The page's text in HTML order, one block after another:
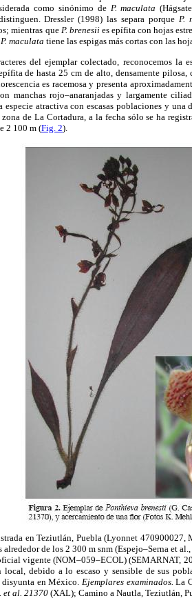
como sinónimo de P. maculata
Dressler (1998) las separa porque P.
mientras queP. brenesii es epífita con hojas
P. maculata tiene las espigas más cortas con las
del ejemplar colectado, reconocemos la
de hasta 25 cm de alto, densamente
es racemosa y presenta
manchas rojo–anaranjadas y largamente
especie atractiva con escasas poblaciones y
de La Cortadura, a la fecha sólo se ha
2 100 m (Fig. 2).
en Teziutlán, Puebla (Lyonnet
de los 2 300 m snm (Espejo–Serna et al.,
vigente (NOM–059–ECOL) (SEMARNAT,
debido a lo escaso y sensible de sus
disyunta en México. Ejemplares examinados.La
et al. 21370(XAL); Camino a Nautla, Teziutlán,